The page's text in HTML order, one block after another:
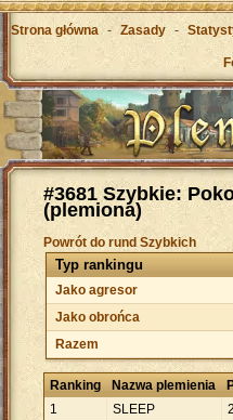
Strona główna - Zasady -
#3681 Szybkie:
(plemiona)
Powrót do rund Szybkich
Typ rankingu
Jako agresor
Jako obrońca
Razem
Ranking Nazwa plemienia
1
SLEEP